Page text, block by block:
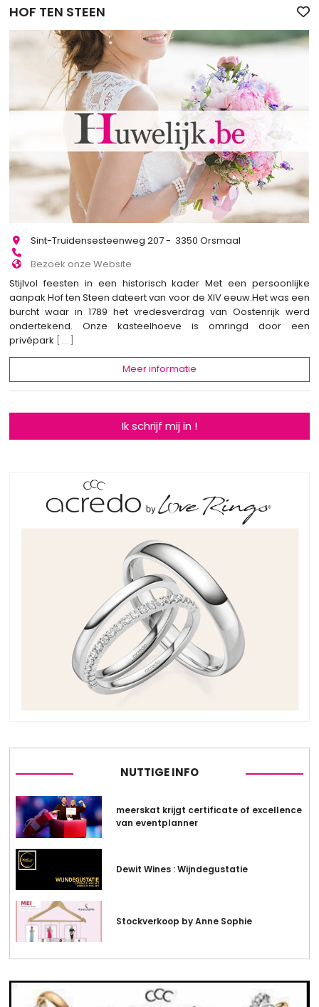
HOF TEN STEEN
Sint-Truidensesteenweg 207 - 3350 Orsmaal
Bezoek onze Website
Stijlvol feesten in een historisch kader Met een persoonlijke
aanpak Hof ten Steen dateert van voor de XIV eeuw.Het was een
burcht waar in 1789 het vredesverdrag van Oostenrijk werd
ondertekend. Onze kasteelhoeve is omringd door een
privépark [...]
Meer informatie
Ik schrijf mij in !
NUTTIGE INFO
meerskat krijgt certificate of excellence
van eventplanner
Dewit Wines : Wijndegustatie
Stockverkoop by Anne Sophie